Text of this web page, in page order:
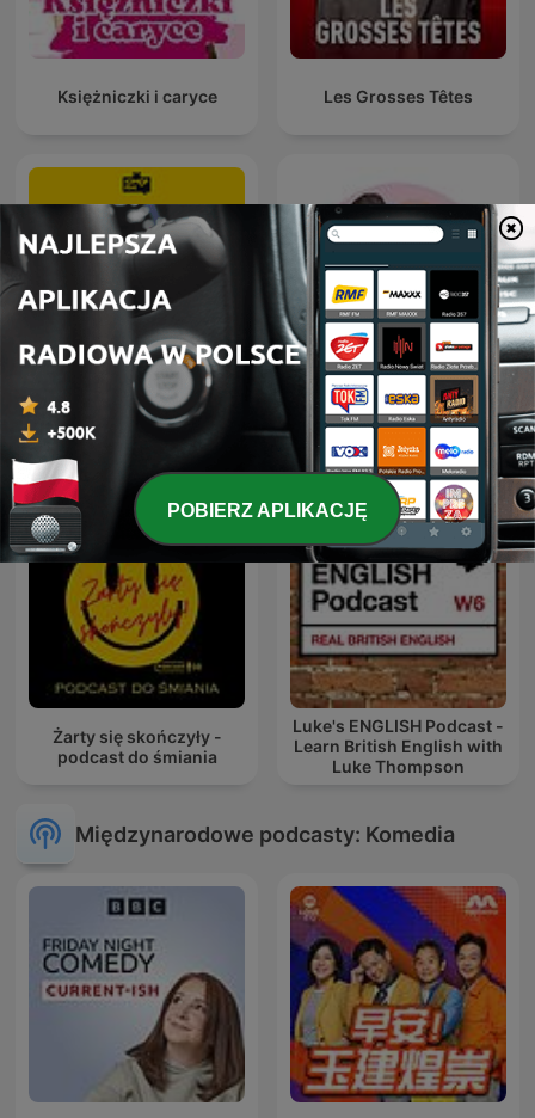
Księżniczki i caryce Les Grosses Têtes
Анекдоты Игоря
Маменко
MÓWI SIĘ
Żarty się skończyły -
podcast do śmiania
Luke's ENGLISH Podcast -
Learn British English with
Luke Thompson
Międzynarodowe podcasty: Komedia
POBIERZ APLIKACJĘ